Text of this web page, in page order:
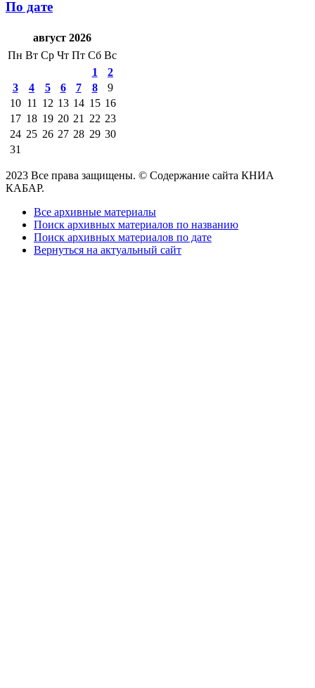
По дате
август 2026
Пн Вт Ср Чт Пт Сб Вс
1
2
3
4 5 6 7 8
9
10 11 12 13 14 15 16
17 18 19 20 21 22 23
24 25 26 27 28 29 30
31
2023 Все права защищены. © Содержание сайта КНИА
КАБАР.
Все архивные материалы
Поиск архивных материалов по названию
Поиск архивных материалов по дате
Вернуться на актуальный сайт